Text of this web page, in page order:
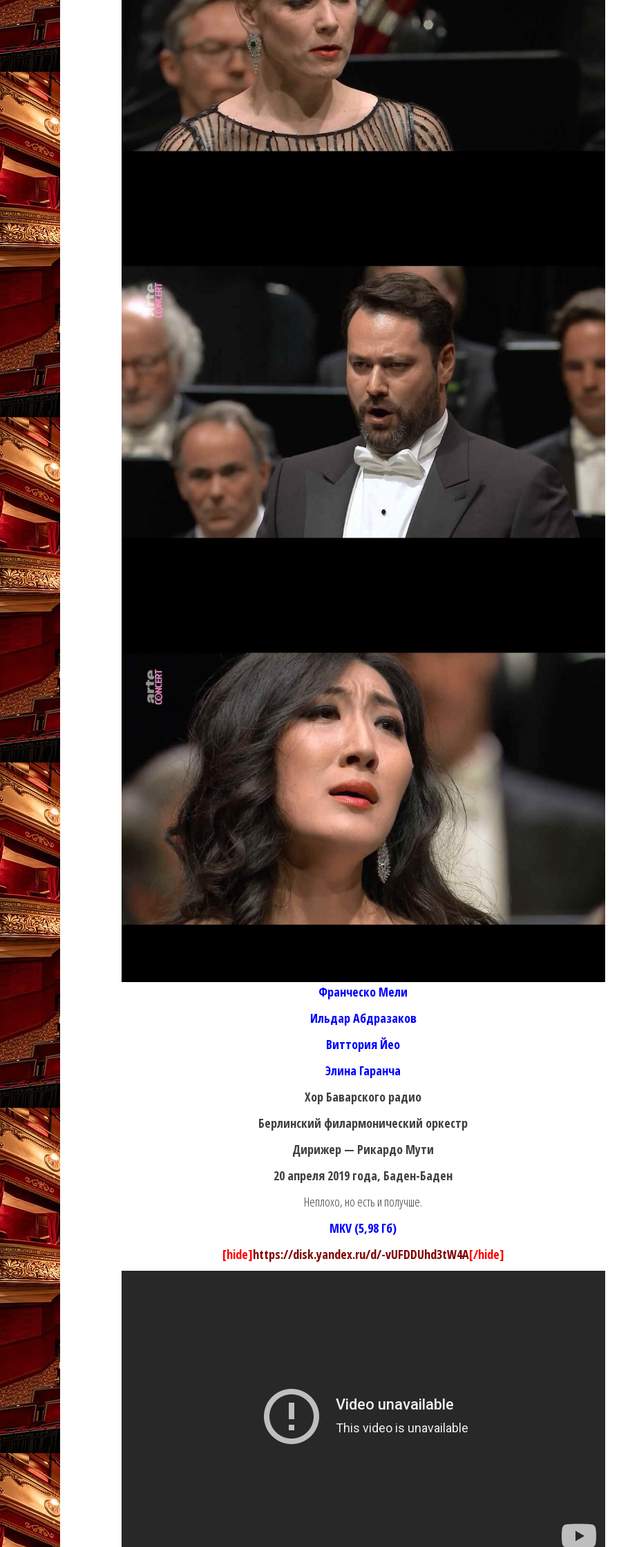
Франческо Мели
Ильдар Абдразаков
Виттория Йео
Элина Гаранча
Хор Баварского радио
Берлинский филармонический оркестр
Дирижер — Рикардо Мути
20 апреля 2019 года, Баден-Баден
Неплохо, но есть и получше.
MKV (5,98 Гб)
[hide]https://disk.yandex.ru/d/-vUFDDUhd3tW4A[/hide]